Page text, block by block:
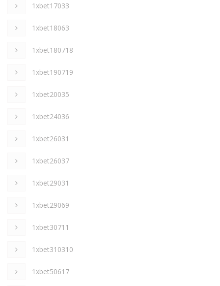
1xbet17033
1xbet18063
1xbet180718
1xbet190719
1xbet20035
1xbet24036
1xbet26031
1xbet26037
1xbet29031
1xbet29069
1xbet30711
1xbet310310
1xbet50617